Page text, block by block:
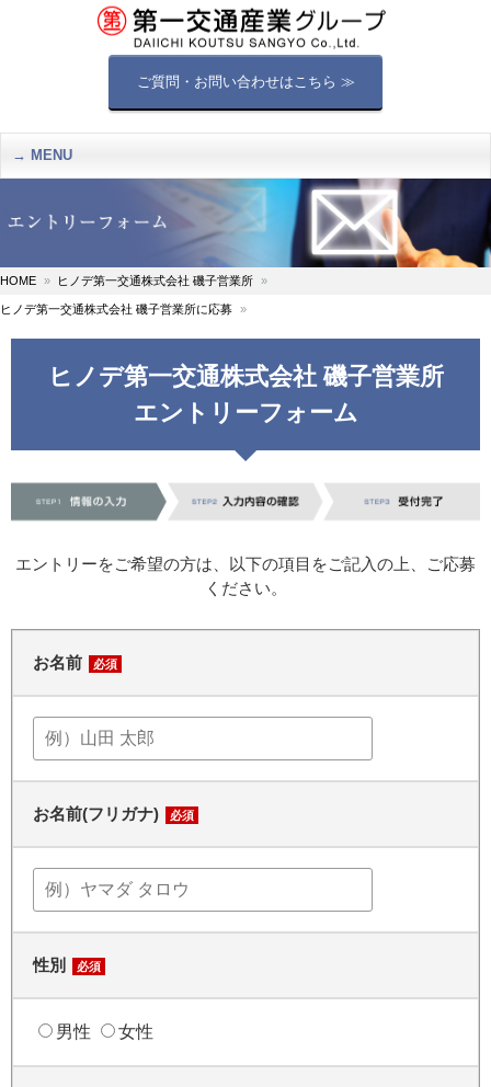
ご質問・お問い合わせはこちら ≫
MENU
HOME ヒノデ第一交通株式会社 磯子営業所
ヒノデ第一交通株式会社 磯子営業所に応募
ヒノデ第一交通株式会社 磯子営業所
エントリーフォーム
エントリーをご希望の方は、以下の項目をご記入の上、ご応募
ください。
お名前 必須
お名前(フリガナ) 必須
性別 必須
男性 女性